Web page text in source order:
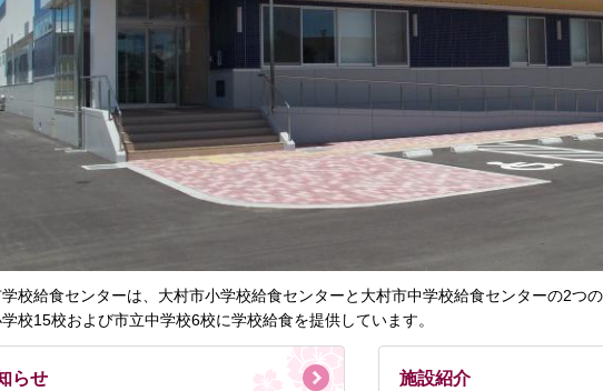
校給食センターは、大村市小学校給食センターと大村市中学校給食センターの2つの
校15校および市立中学校6校に学校給食を提供しています。
らせ 施設紹介